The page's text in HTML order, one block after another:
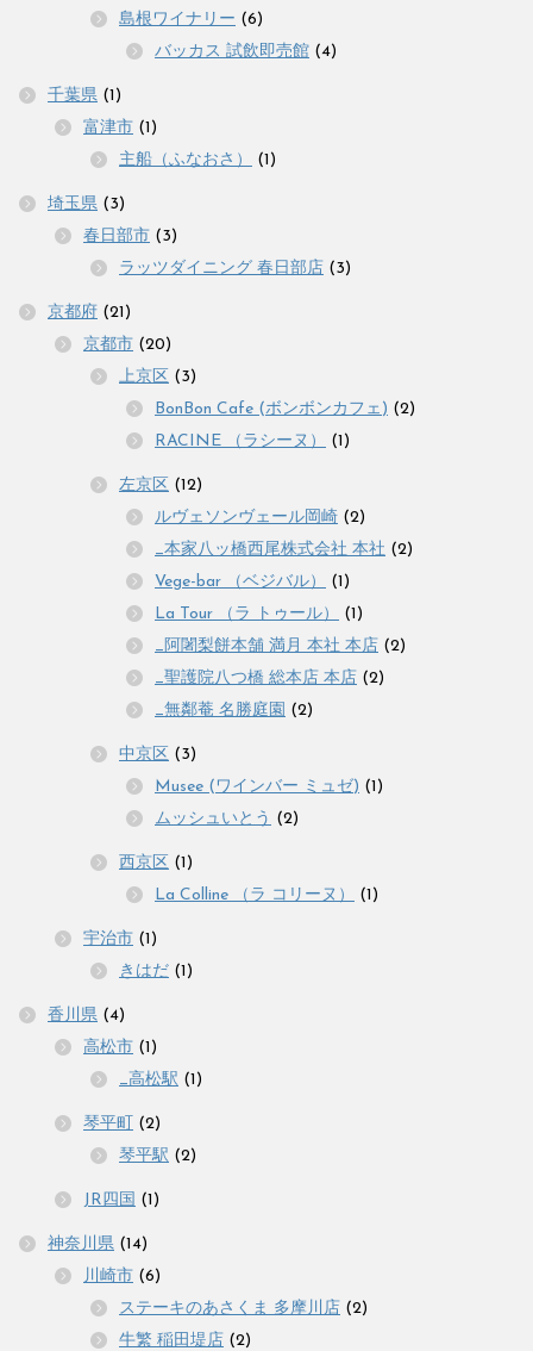
島根ワイナリー (6)
バッカス 試飲即売館 (4)
千葉県 (1)
富津市 (1)
主船（ふなおさ）
(1)
埼玉県 (3)
春日部市 (3)
ラッツダイニング 春日部店 (3)
京都府 (21)
京都市 (20)
上京区 (3)
BonBon Cafe (ボンボンカフェ) (2)
RACINE （ラシーヌ）
(1)
左京区 (12)
ルヴェソンヴェール岡崎 (2)
_本家八ッ橋西尾株式会社 本社 (2)
Vege-bar （ベジバル）
(1)
La Tour （ラ トゥール）
(1)
_阿闍梨餅本舗 満月 本社 本店 (2)
_聖護院八つ橋 総本店 本店 (2)
_無鄰菴 名勝庭園 (2)
中京区 (3)
Musee (ワインバー ミュゼ) (1)
ムッシュいとう (2)
西京区 (1)
La Colline （ラ コリーヌ）
(1)
宇治市 (1)
きはだ (1)
香川県 (4)
高松市 (1)
_高松駅 (1)
琴平町
(2)
琴平駅 (2)
JR四国 (1)
神奈川県 (14)
川崎市 (6)
ステーキのあさくま 多摩川店 (2)
牛繁 稲田堤店 (2)